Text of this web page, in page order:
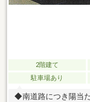
2階建て
駐車場あり
◆南道路につき陽当